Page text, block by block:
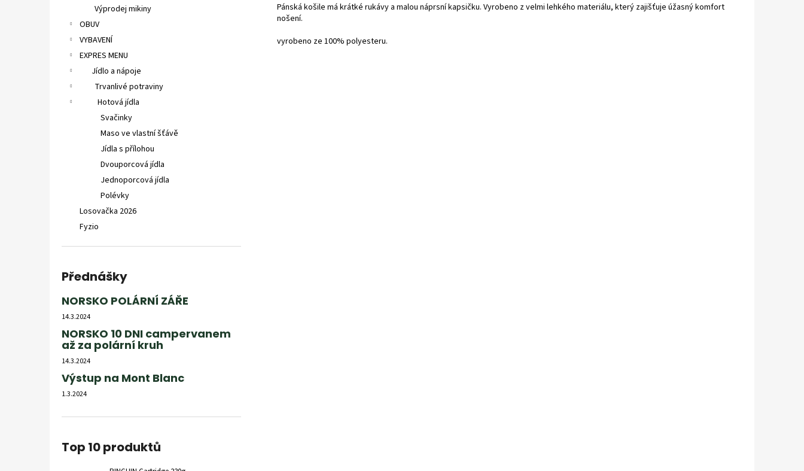
Výprodej mikiny
OBUV
VYBAVENÍ
EXPRES MENU
Jídlo a nápoje
Trvanlivé potraviny
Hotová jídla
Svačinky
Maso ve vlastní šťávě
Jídla s přílohou
Dvouporcová jídla
Jednoporcová jídla
Polévky
Losovačka 2026
Fyzio
Přednášky
NORSKO POLÁRNÍ ZÁŘE
14.3.2024
NORSKO 10 DNI campervanem
až za polární kruh
14.3.2024
Výstup na Mont Blanc
1.3.2024
Top 10 produktů
Pánská košile má krátké rukávy a malou náprsní kapsičku. Vyrobeno z velmi lehkého materiálu, který zajišťuje úžasný komfort
nošení.
vyrobeno ze 100% polyesteru.